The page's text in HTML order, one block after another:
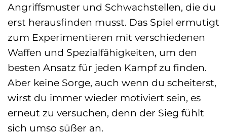
Angriffsmuster und Schwachstellen, die du
erst herausfinden musst. Das Spiel ermutigt
zum Experimentieren mit verschiedenen
Waffen und Spezialfähigkeiten, um den
besten Ansatz für jeden Kampf zu finden.
Aber keine Sorge, auch wenn du scheiterst,
wirst du immer wieder motiviert sein, es
erneut zu versuchen, denn der Sieg fühlt
sich umso süßer an.